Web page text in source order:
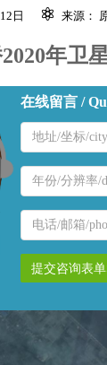
日 来源：
年卫
在线留言 /
地
区
称
区
称
系
方
式
提交咨询表